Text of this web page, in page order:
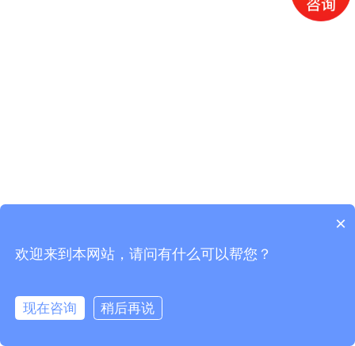
×
欢迎来到本网站，请问有什么可以帮您？
现在咨询 稍后再说